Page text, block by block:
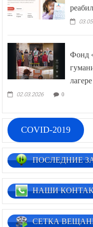
Фонд
02.03.2026 0
COVID-2019
ПОСЛЕДНИЕ
НАШИ
СЕТКА